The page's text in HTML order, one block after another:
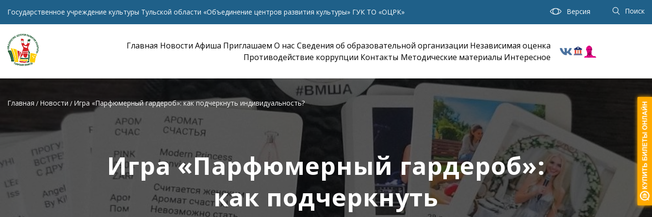
Государственное учреждение культуры Тульской области «Объединение центров развития культуры» ГУК ТО «ОЦРК» Версия Поиск
Главная Новости Афиша Приглашаем О нас Сведения об образовательной организации Независимая оценка
Противодействие коррупции Контакты Методические материалы Интересное
Главная Новости Игра «Парфюмерный гардероб»: как подчеркнуть индивидуальность?
Игра «Парфюмерный гардероб»:
как подчеркнуть